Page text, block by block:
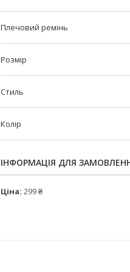
Плечовий ремінь
Розмір
Стиль
Колір
ІНФОРМАЦІЯ ДЛЯ
Ціна: 299 ₴